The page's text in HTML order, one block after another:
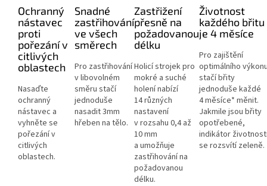
Ochranný
nástavec
proti
pořezání v
citlivých
oblastech
Nasaďte
ochranný
nástavec a
vyhněte se
pořezání v
citlivých
oblastech.
Snadné
zastřihování
ve všech
směrech
Pro zastřihování
v libovolném
směru stačí
jednoduše
nasadit 3mm
hřeben na tělo.
Zastřižení
přesně na
požadovanou
délku
Holicí strojek pro
mokré a suché
holení nabízí
14 různých
nastavení
v rozsahu 0,4 až
10 mm
a umožňuje
zastřihování na
požadovanou
délku.
Životnost
každého břitu
je 4 měsíce
Pro zajištění
optimálního
stačí břity
jednoduše každé
4 měsíce* měnit.
Jakmile jsou břity
opotřebené,
indikátor
se rozsvítí zeleně.